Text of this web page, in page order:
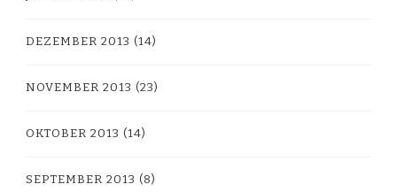
DEZEMBER 2013 (14)
NOVEMBER 2013 (23)
OKTOBER 2013 (14)
SEPTEMBER 2013 (8)